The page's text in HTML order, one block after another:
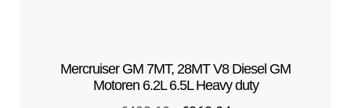
Mercruiser GM 7MT, 28MT V8 Diesel GM
Motoren 6.2L 6.5L Heavy duty